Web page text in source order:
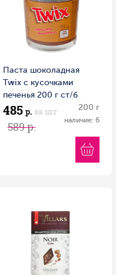
Паста шоколадная
Twix с кусочками
печенья 200 г ст/б
485 р. за шт
589 р.
200 г
наличие: 6